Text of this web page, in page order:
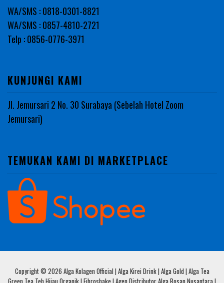
WA/SMS : 0818-0301-8821
WA/SMS : 0857-4810-2721
Telp : 0856-0776-3971
KUNJUNGI KAMI
Jl. Jemursari 2 No. 30 Surabaya (Sebelah Hotel Zoom
Jemursari)
TEMUKAN KAMI DI MARKETPLACE
Copyright © 2026 Alga Kolagen Official | Alga Kirei Drink | Alga Gold | Alga Tea
Green Tea Teh Hijau Organik | Fibroshake | Agen Distributor Alga Rosan Nusantara |